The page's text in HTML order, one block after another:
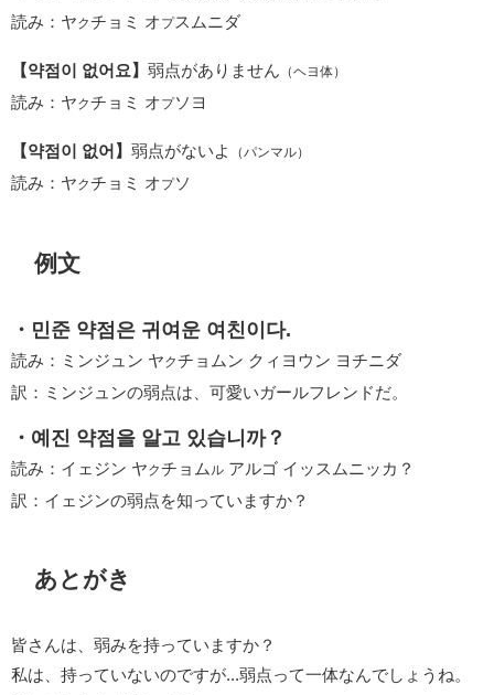
読み：ヤクチョミ オプスムニダ
【약점이 없어요】 弱点がありません （ヘヨ体）
読み：ヤクチョミ オプソヨ
【약점이 없어】 弱点がないよ （パンマル）
読み：ヤクチョミ オプソ
例文
・민준 약점은 귀여운 여친이다.
読み：ミンジュン ヤクチョムン クィヨウン ヨチニダ
訳：ミンジュンの弱点は、可愛いガールフレンドだ。
・예진 약점을 알고 있습니까？
読み：イェジン ヤクチョム ル アルゴ イッスムニッカ？
訳：イェジンの弱点を知っていますか？
あとがき
皆さんは、弱みを持っていますか？
私は、持っていないのですが...弱点って一体なんでしょうね。